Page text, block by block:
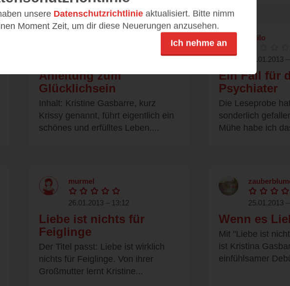
Anleitung zum
Glücklichsein
Inhalt: Kristine Gasbarre, kurz
Krissy genannt, führt eigentlich ein
schönes und erfülltes Leben....
philo
27.01.2013
Ein Fall für
Psychiater
Die Leseprobe
sonderlich
Mühe habe ich
murmel
26.01.2013 – 13:12
Liebe ist nichts für
Feiglinge
Der Titel passt: Liebe ist wirklich
nichts für Feiglinge. Von ihrer
Großmutter lernt Kristine...
25.01.2013
Wenn es
Mit "Liebe ist
ist Kristina
einfühlsamer
unsere Datenschutzrichtlinie aktualisiert. Bitte nimm
Moment Zeit, um dir diese Neuerungen anzusehen.
Ich nehme an